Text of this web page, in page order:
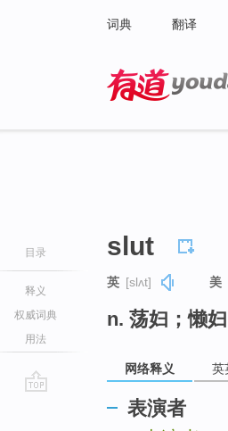
词典 翻译
目录
释义
权威词典
用法
slut
英 [slʌt] 美
n. 荡妇；懒
网络释义 英
表演者